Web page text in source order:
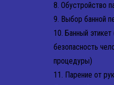
8. Обустройство
9. Выбор банной
10. Банный
безопасность
процедуры)
11. Парение от